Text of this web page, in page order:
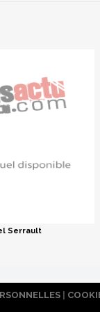
Serrault
|